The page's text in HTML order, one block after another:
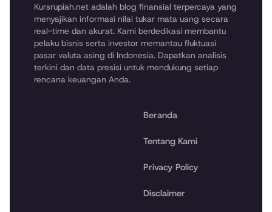
Kursrupiah.net adalah blog finansial terpercaya yang
menyajikan informasi nilai tukar mata uang secara
real-time dan akurat. Kami berdedikasi membantu
pelaku bisnis serta investor memantau fluktuasi
pasar valuta asing di Indonesia. Dapatkan analisis
terkini dan data presisi untuk mendukung setiap
rencana keuangan Anda.
Beranda
Tentang Kami
Privacy Policy
Disclaimer